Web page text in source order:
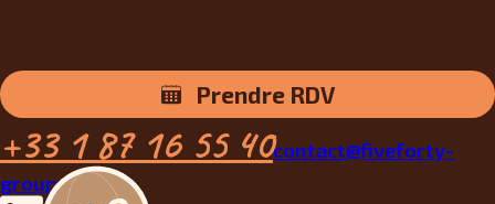
Prendre RDV
+33 1 87 16 55 40contact@fiveforty-
group.fr